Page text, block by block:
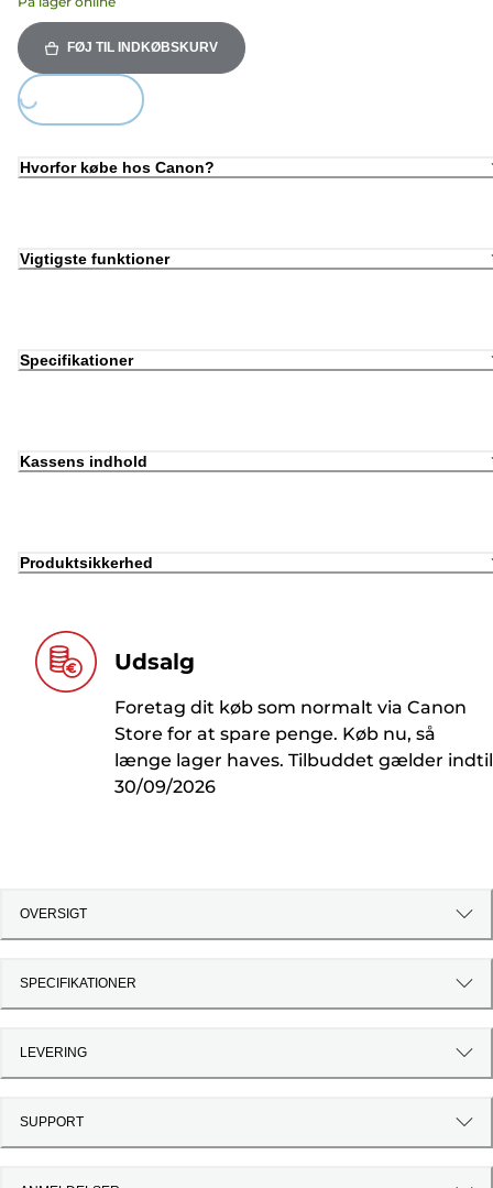
FØJ TIL INDKØBSKURV
Hvorfor købe hos Canon?
Vigtigste funktioner
Specifikationer
Kassens indhold
Produktsikkerhed
Udsalg
Foretag dit køb som normalt via Canon
Store for at spare penge. Køb nu, så
længe lager haves. Tilbuddet gælder indtil
30/09/2026
OVERSIGT
SPECIFIKATIONER
LEVERING
SUPPORT